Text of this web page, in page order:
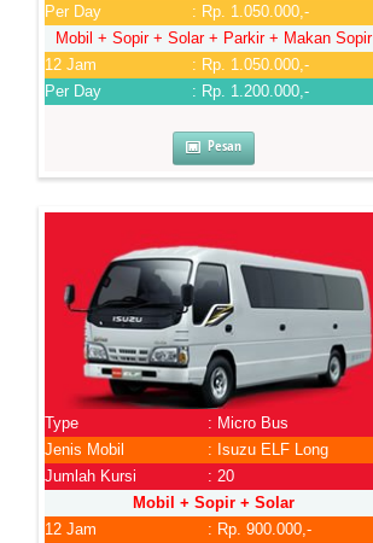
Per Day
: Rp. 1.050.000,-
Mobil + Sopir + Solar + Parkir + Makan Sopir
12 Jam
: Rp. 1.050.000,-
Per Day
: Rp. 1.200.000,-
Pesan
Type
: Micro Bus
Jenis Mobil
: Isuzu ELF Long
Jumlah Kursi
: 20
Mobil + Sopir + Solar
12 Jam
: Rp. 900.000,-